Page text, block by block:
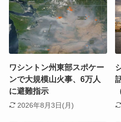
ワシントン州東部スポケー
ンで大規模山火事、6万人
に避難指示
2026年8月3日(月)